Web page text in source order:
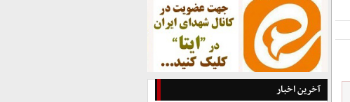
آخرین اخبار